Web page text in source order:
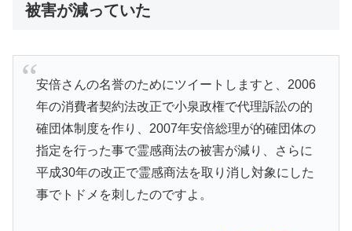
被害が減っていた
安倍さんの名誉のためにツイートしますと、2006
年の消費者契約法改正で小泉政権で代理訴訟の的
確団体制度を作り、2007年安倍総理が的確団体の
指定を行った事で霊感商法の被害が減り、さらに
平成30年の改正で霊感商法を取り消し対象にした
事でトドメを刺したのですよ。